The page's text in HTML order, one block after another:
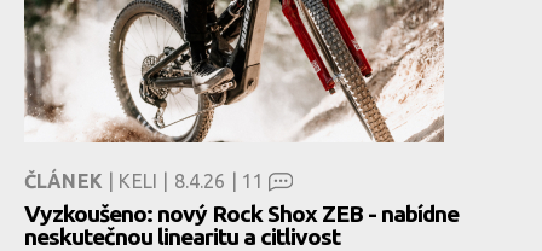
ČLÁNEK | KELI | 8.4.26 | 11
Vyzkoušeno: nový Rock Shox ZEB - nabídne
neskutečnou linearitu a citlivost